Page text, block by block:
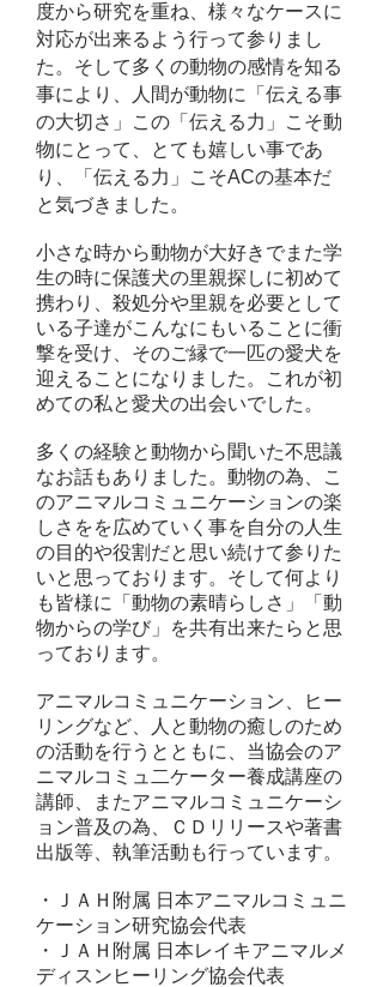
度から研究を重ね、様々なケースに
対応が出来るよう行って参りまし
た。そして多くの動物の感情を知る
事により、人間が動物に「伝える事
の大切さ」この「伝える力」こそ動
物にとって、とても嬉しい事であ
り、「伝える力」こそACの基本だ
と気づきました。
小さな時から動物が大好きでまた学
生の時に保護犬の里親探しに初めて
携わり、殺処分や里親を必要として
いる子達がこんなにもいることに衝
撃を受け、そのご縁で一匹の愛犬を
迎えることになりました。これが初
めての私と愛犬の出会いでした。
多くの経験と動物から聞いた不思議
なお話もありました。動物の為、こ
のアニマルコミュニケーションの楽
しさをを広めていく事を自分の人生
の目的や役割だと思い続けて参りた
いと思っております。そして何より
も皆様に「動物の素晴らしさ」「動
物からの学び」を共有出来たらと思
っております。
アニマルコミュニケーション、ヒー
リングなど、人と動物の癒しのため
の活動を行うとともに、当協会のア
ニマルコミュ二ケーター養成講座の
講師、またアニマルコミュニケーシ
ョン普及の為、ＣＤリリースや著書
出版等、執筆活動も行っています。
・ＪＡＨ附属 日本アニマルコミュニ
ケーション研究協会代表
・ＪＡＨ附属 日本レイキアニマルメ
ディスンヒーリング協会代表